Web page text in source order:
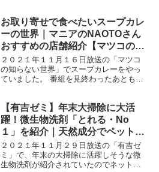
側になるので、水滴が地面に垂れ落ちま
せん。洋服や荷物も濡...
お取り寄せで食べたいスープカレ
ーの世界｜マニアのNAOTOさん
おすすめの店舗紹介【マツコの知
らない世界】
２０２１年１１月１６日放送の「マツコ
の知らない世界」でスープカレーをやっ
ていました。 番組を見終わったあとも、
した。 スープカレーとは スープカレーは
１９９０年代後半に...
【有吉ゼミ】年末大掃除に大活
躍！微生物洗剤「とれる・No
１」を紹介｜天然成分でペットや
赤ちゃんにも安心
２０２１年１１月２９日放送の「有吉ゼ
ミ」で、年末の大掃除に活躍しそうな微
生物洗剤が紹介されていたのでネットで